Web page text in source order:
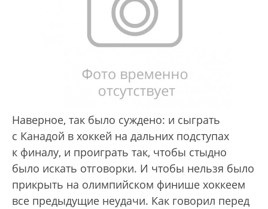
Наверное, так было суждено: и сыграть
с Канадой в хоккей на дальних подступах
к финалу, и про­играть так, чтобы стыдно
было искать отговорки. И чтобы нельзя было
прикрыть на олимпийском финише хоккеем
все предыдущие неудачи. Как говорил перед